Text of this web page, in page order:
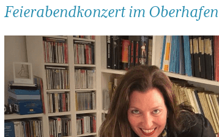
Feierabendkonzert im Oberhafen